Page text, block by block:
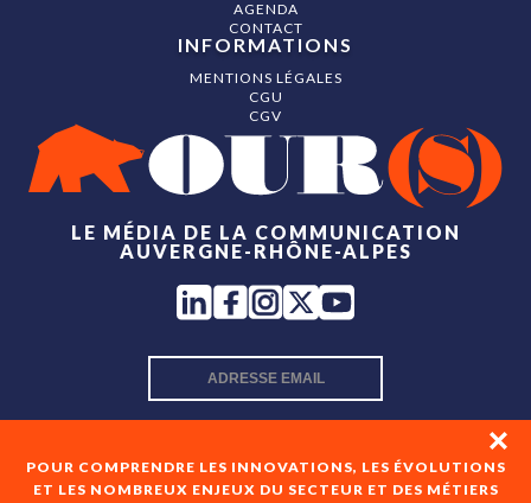
POUR COMPRENDRE LES INNOVATIONS, LES ÉVOLUTIONS
ET LES NOMBREUX ENJEUX DU SECTEUR ET DES MÉTIERS
LE MÉDIA DE LA COMMUNICATION
AUVERGNE-RHÔNE-ALPES
AGENDA
CONTACT
INFORMATIONS
MENTIONS LÉGALES
CGU
CGV